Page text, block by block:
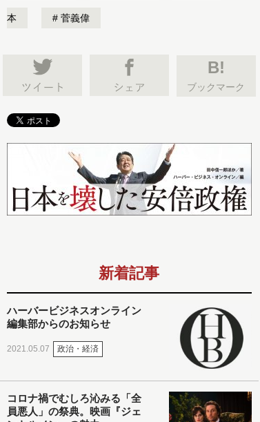
本 菅義偉
B!
ブックマーク
新着記事
ハーバービジネスオンライン
編集部からのお知らせ
2021.05.07 政治・経済
コロナ禍でむしろ沁みる「全
員悪人」の祭典。映画『ジェ